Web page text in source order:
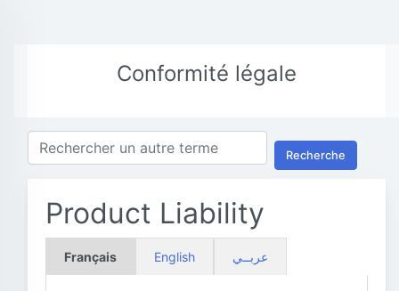
Conformité légale
Recherche
Product Liability
Français English عربــي